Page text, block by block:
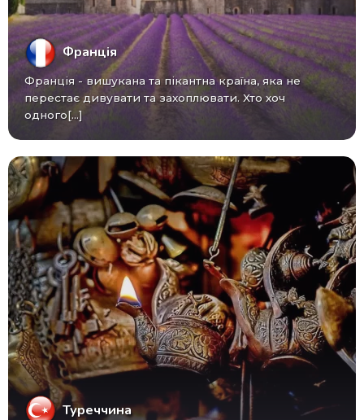
Франція
Франція - вишукана та пікантна країна, яка не
перестає дивувати та захоплювати. Хто хоч
одного[...]
Туреччина